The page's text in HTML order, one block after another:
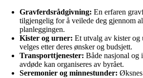
Gravferdsrådgivning: En erfaren
tilgjengelig for å veilede deg gjennom
planleggingen.
Kister og urner: Et utvalg av kister og
velges etter deres ønsker og budsjett.
Transporttjenester: Både nasjonal og
avdøde kan organiseres av byrået.
Seremonier og minnestunder: